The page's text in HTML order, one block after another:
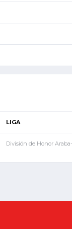
LIGA
División de Honor